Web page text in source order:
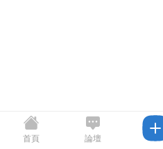
首頁 論壇